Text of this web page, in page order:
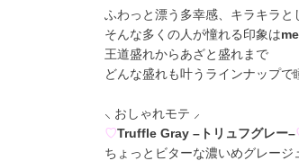
ふわっと漂う多幸感、キラキラと
そんな多くの人が憧れる印象は
王道盛れからあざと盛れまで
どんな盛れも叶うラインナップで
⸜ おしゃれモテ ⸝
♡Truffle Gray –トリュフグレー–
ちょっとビターな濃いめグレージ